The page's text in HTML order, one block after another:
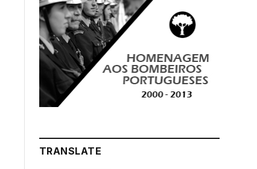
TRANSLATE